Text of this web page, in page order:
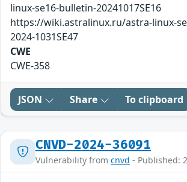
linux-se16-bulletin-20241017SE16
https://wiki.astralinux.ru/astra-linux-
2024-1031SE47
CWE
CWE-358
JSON Share To clipboard
CNVD-2024-36091
Vulnerability from cnvd - Published: